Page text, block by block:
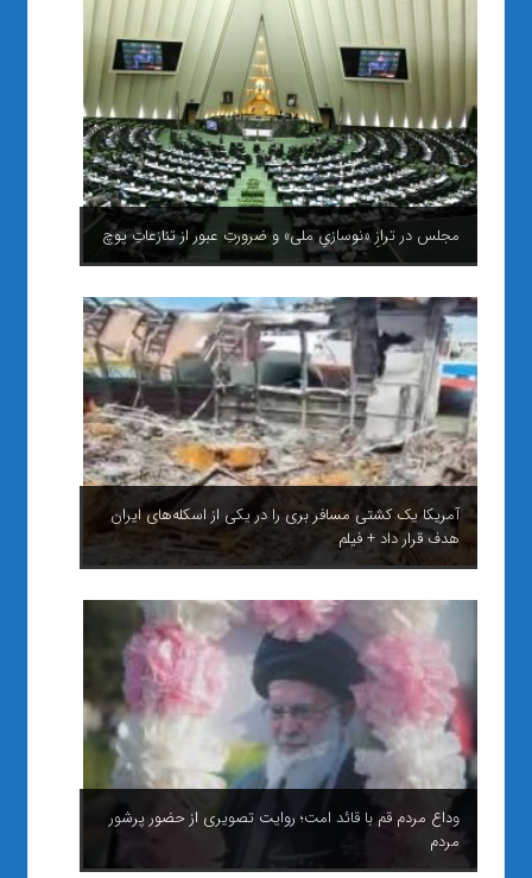
مجلس در ترازِ «نوسازیِ ملی» و ضرورتِ عبور از تنازعاتِ پوچ
آمریکا یک کشتی مسافر بری را در یکی از اسکله‌های ایران
هدف قرار داد + فیلم
وداع مردم قم با قائد امت؛ روایت تصویری از حضور پرشور
مردم